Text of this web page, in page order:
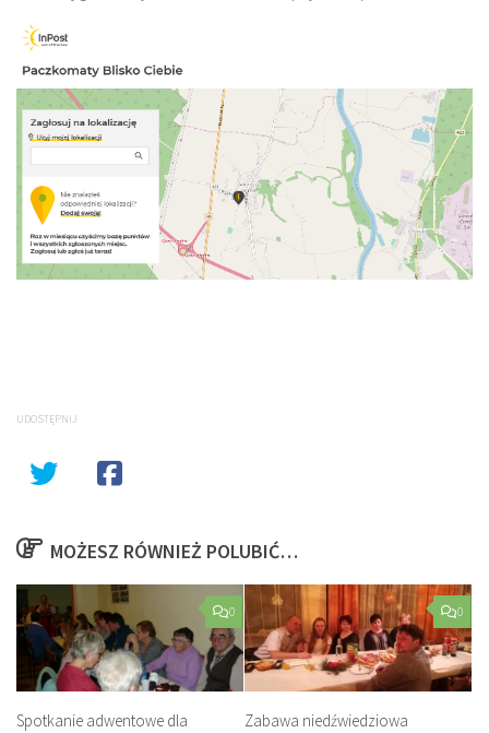
UDOSTĘPNIJ
MOŻESZ RÓWNIEŻ POLUBIĆ…
0
Spotkanie adwentowe dla
0
Zabawa niedźwiedziowa